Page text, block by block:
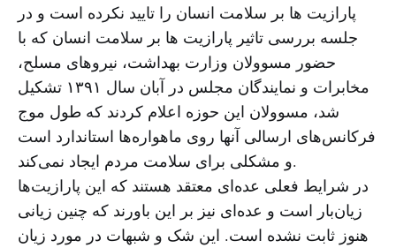
پارازیت ها بر سلامت انسان را تایید نکرده است و در
جلسه بررسی تاثیر پارازیت ها بر سلامت انسان که با
حضور مسوولان وزارت بهداشت، نیروهای مسلح،
مخابرات و نمایندگان مجلس در آبان سال ۱۳۹۱ تشکیل
شد، مسوولان این حوزه اعلام کردند که طول موج
فرکانس‌های ارسالی آنها روی ماهواره‌ها استاندارد است
و مشکلی برای سلامت مردم ایجاد نمی‌کند.
در شرایط فعلی عده‌ای معتقد هستند که این پارازیت‌ها
زیان‌بار است و عده‌ای نیز بر این باورند که چنین زیانی
هنوز ثابت نشده است. این شک و شبهات در مورد زیان